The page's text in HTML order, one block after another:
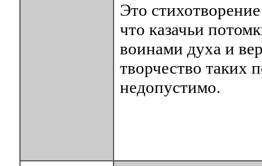
Это
что казачьи
воинами духа и
творчество таких
недопустимо.